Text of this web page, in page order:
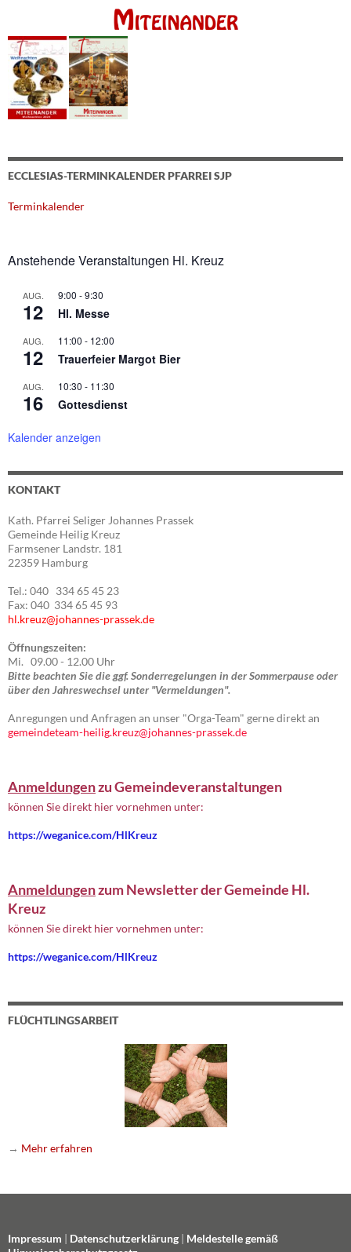
ECCLESIAS-TERMINKALENDER PFARREI SJP
Terminkalender
Anstehende Veranstaltungen Hl. Kreuz
AUG.
12
9:00 -9:30
Hl. Messe
AUG.
12
11:00 - 12:00
Trauerfeier Margot Bier
AUG.
16
10:30 - 11:30
Gottesdienst
Kalender anzeigen
KONTAKT
Kath. Pfarrei Seliger Johannes Prassek
Gemeinde Heilig Kreuz
Farmsener Landstr. 181
22359 Hamburg
Tel.: 040 334 65 45 23
Fax: 040 334 65 45 93
hl.kreuz@johannes-prassek.de
Öffnungszeiten:
Mi. 09.00 - 12.00 Uhr
Bitte beachten Sie die ggf. Sonderregelungen in der Sommerpause oder
über den Jahreswechsel unter "Vermeldungen".
Anregungen und Anfragen an unser "Orga-Team" gerne direkt an
gemeindeteam-heilig.kreuz@johannes-prassek.de
Anmeldungenzu Gemeindeveranstaltungen
können Sie direkt hier vornehmen unter:
https://weganice.com/HlKreuz
Anmeldungenzum Newsletter der Gemeinde Hl.
Kreuz
können Sie direkt hier vornehmen unter:
https://weganice.com/HlKreuz
FLÜCHTLINGSARBEIT
→ Mehr erfahren
Impressum | Datenschutzerklärung | Meldestelle gemäß